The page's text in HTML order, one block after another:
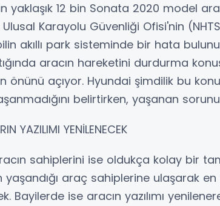
yaklaşık 12 bin Sonata 2020 model
Ulusal Karayolu Güvenliği Ofisi'nin
akıllı park sisteminde bir hata
aracın hareketini durdurma
önünü açıyor. Hyundai şimdilik bu
belirtirken, yaşanan
YAZILIMI YENİLENECEK
sahiplerini ise oldukça kolay bir
yaşandığı araç sahiplerine ulaşarak
Bayilerde ise aracın yazılımı